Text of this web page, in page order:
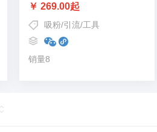
￥ 269.00起
吸粉/引流/工具
销量8